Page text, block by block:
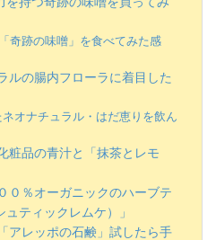
奇跡の味噌」を食べてみた感
ルの腸内フローラに着目した
オナチュラル・はだ恵りを飲ん
粧品の青汁と「抹茶とレモ
０％オーガニックのハーブテ
ティックレムケ）」
アレッポの石鹸」試したら手